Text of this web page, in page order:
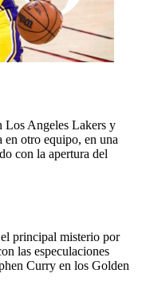
Los Angeles Lakers y
otro equipo, en una
con la apertura del
principal misterio por
las especulaciones
Curry en los Golden